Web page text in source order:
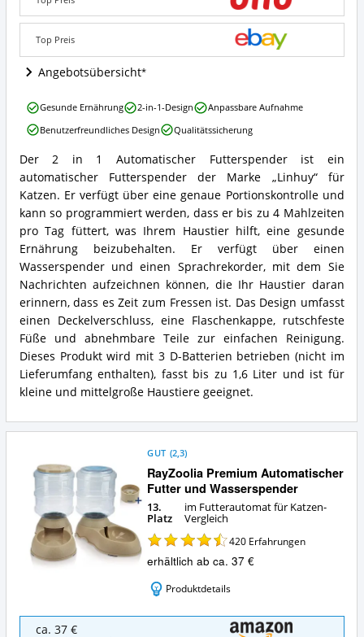
Futterspender
Angebote:
ist
dieser
Futterautomat
Katzen
erhältlich?
Top Preis
Angebotsübersicht
2
in
1
Automatischer
Futterspender
Zusammenfassung:
Was
bietet
dieser
Futterautomat
für
Katzen?
Der 2 in 1 Automatischer Futterspender ist ein
automatischer Futterspender der Marke „Linhuy“ für
Katzen. Er verfügt über eine genaue Portionskontrolle und
kann so programmiert werden, dass er bis zu 4 Mahlzeiten
pro Tag füttert, was Ihrem Haustier hilft, eine gesunde
Ernährung beizubehalten. Er verfügt über einen
Wasserspender und einen Sprachrekorder, mit dem Sie
Nachrichten aufzeichnen können, die Ihr Haustier daran
erinnern, dass es Zeit zum Fressen ist. Das Design umfasst
einen Deckelverschluss, eine Flaschenkappe, rutschfeste
Füße und abnehmbare Teile zur einfachen Reinigung.
Dieses Produkt wird mit 3 D-Batterien betrieben (nicht im
Lieferumfang enthalten), fasst bis zu 1,6 Liter und ist für
kleine und mittelgroße Haustiere geeignet.
Futterspender
Vorteile:
Was
spricht
für
diesen
Futterautomat
für
Katzen?
Gesunde Ernährung 2-in-1-Design
Anpassbare Aufnahme
Benutzerfreundliches Design
Qualitätssicherung
RayZoolia Premium Automatischer
Futter und Wasserspender
GUT (2,3)
13.
Platz
im Futterautomat für Katzen-
Vergleich
420 Erfahrungen
erhältlich ab ca. 37 €
Produktdetails
RayZoolia
ca. 37 €